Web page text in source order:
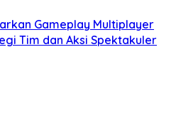
Gameplay Multiplayer
Tim dan Aksi Spektakuler